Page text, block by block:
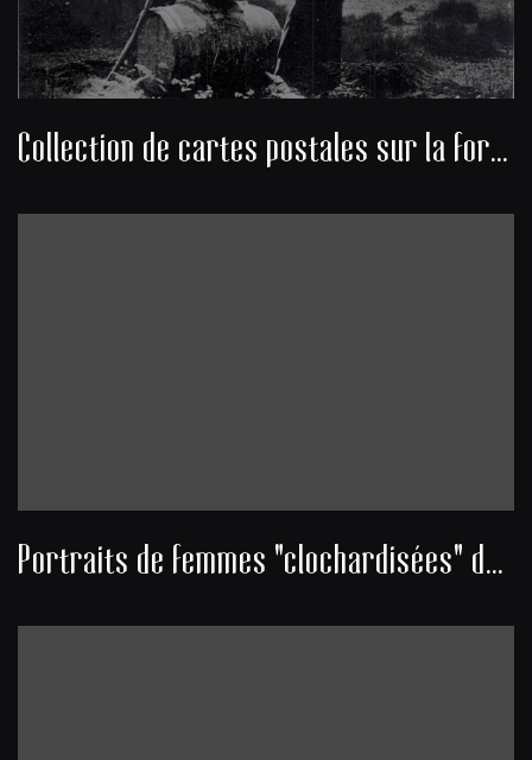
Collection de cartes postales sur la forêt des Landes
Portraits de femmes "clochardisées" du quartier Mériadeck